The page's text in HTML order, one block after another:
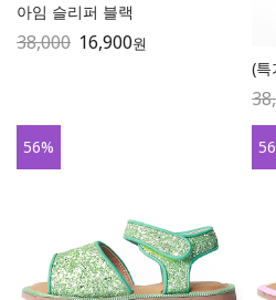
아임 슬리퍼 블랙
38,000 16,900원
(특
56% 56